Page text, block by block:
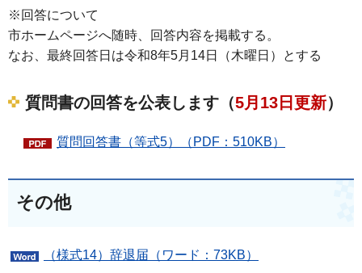
※回答について
市ホームページへ随時、回答内容を掲載する。
なお、最終回答日は令和8年5月14日（木曜日）とする
質問書の回答を公表します（5月13日更新）
質問回答書（等式5）（PDF：510KB）
その他
（様式14）辞退届（ワード：73KB）